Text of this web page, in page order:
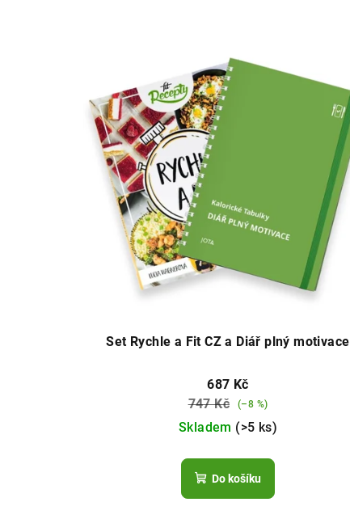
Set Rychle a Fit CZ a Diář plný motivace
687 Kč
747 Kč
(–8 %)
Skladem (>5 ks)
Do košíku